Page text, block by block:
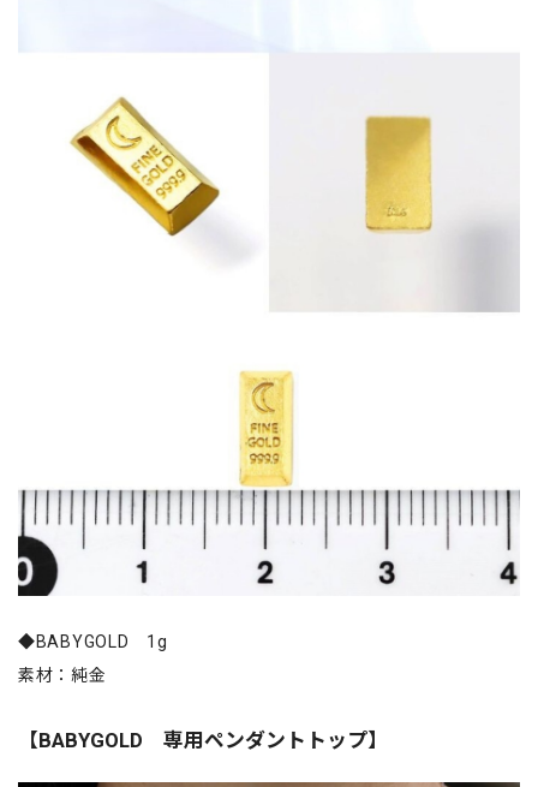
◆BABYGOLD 1g
素材：純金
【BABYGOLD 専用ペンダントトップ】